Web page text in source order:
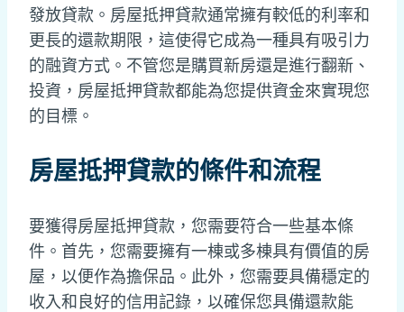
發放貸款。房屋抵押貸款通常擁有較低的利率和
更長的還款期限，這使得它成為一種具有吸引力
的融資方式。不管您是購買新房還是進行翻新、
投資，房屋抵押貸款都能為您提供資金來實現您
的目標。
房屋抵押貸款的條件和流程
要獲得房屋抵押貸款，您需要符合一些基本條
件。首先，您需要擁有一棟或多棟具有價值的房
屋，以便作為擔保品。此外，您需要具備穩定的
收入和良好的信用記錄，以確保您具備還款能